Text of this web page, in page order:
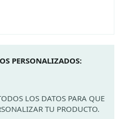
PERSONALIZADOS:
LOS DATOS PARA QUE
TU PRODUCTO.